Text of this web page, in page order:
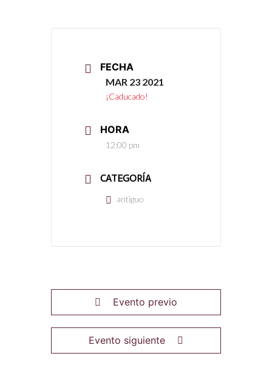
FECHA
MAR 23 2021
¡Caducado!
HORA
12:00 pm
CATEGORÍA
antiguo
Evento previo
Evento siguiente